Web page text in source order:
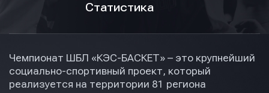
Статистика
Чемпионат ШБЛ «КЭС-БАСКЕТ» – это крупнейший
социально-спортивный проект, который
реализуется на территории 81 региона